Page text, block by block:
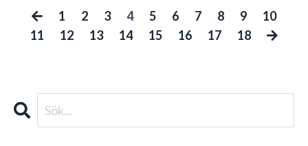
1 2 3 4 5 6 7 8 9
10
11
12 13 14 15 16 17 18